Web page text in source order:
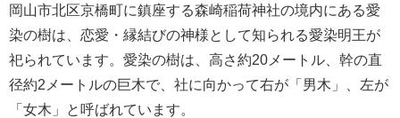
岡山市北区京橋町に鎮座する森崎稲荷神社の境内にある愛
染の樹は、恋愛・縁結びの神様として知られる愛染明王が
祀られています。愛染の樹は、高さ約20メートル、幹の直
径約2メートルの巨木で、社に向かって右が「男木」、左が
「女木」と呼ばれています。